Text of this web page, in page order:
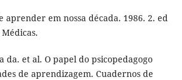
aprender em nossa década. 1986. 2. ed
da. et al. O papel do psicopedagogo
de aprendizagem. Cuadernos de